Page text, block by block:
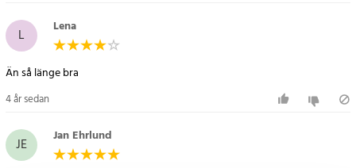
L Lena
Än så länge bra
4 år sedan
JE Jan Ehrlund